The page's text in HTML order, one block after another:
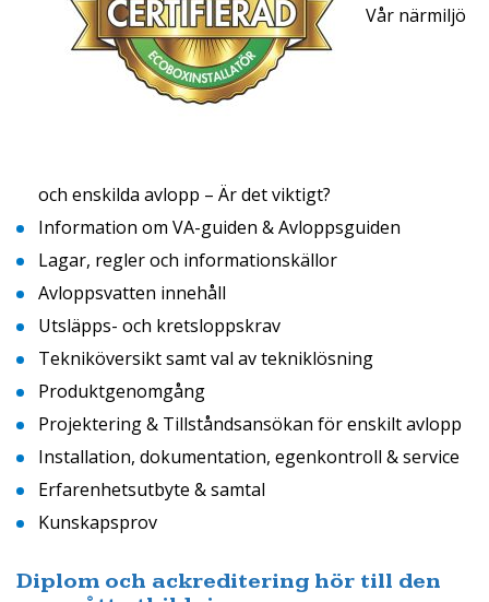
Vår närmiljö
och enskilda avlopp – Är det viktigt?
Information om VA-guiden & Avloppsguiden
Lagar, regler och informationskällor
Avloppsvatten innehåll
Utsläpps- och kretsloppskrav
Tekniköversikt samt val av tekniklösning
Produktgenomgång
Projektering & Tillståndsansökan för enskilt avlopp
Installation, dokumentation, egenkontroll & service
Erfarenhetsutbyte & samtal
Kunskapsprov
Diplom och ackreditering hör till den